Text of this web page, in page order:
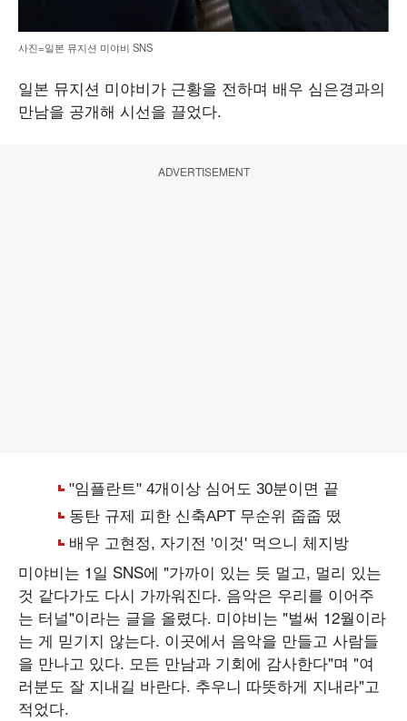
사진=일본 뮤지션 미야비 SNS
일본 뮤지션 미야비가 근황을 전하며 배우 심은경과의
만남을 공개해 시선을 끌었다.
ADVERTISEMENT
미야비는 1일 SNS에 "가까이 있는 듯 멀고, 멀리 있는
것 같다가도 다시 가까워진다. 음악은 우리를 이어주
는 터널"이라는 글을 올렸다. 미야비는 "벌써 12월이라
는 게 믿기지 않는다. 이곳에서 음악을 만들고 사람들
을 만나고 있다. 모든 만남과 기회에 감사한다"며 "여
러분도 잘 지내길 바란다. 추우니 따뜻하게 지내라"고
적었다.